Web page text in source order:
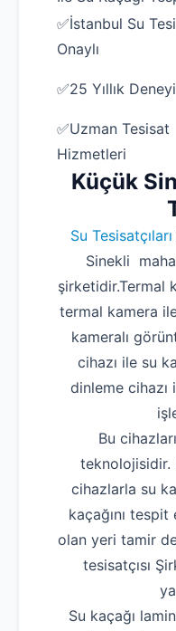
✅İstanbul Su
Onaylı
✅25 Yıllık
✅Uzman Tesisat
Hizmetleri
Küçük
Su Tesisatçıları
Sinekli
şirketidir.Termal
termal kamera
kameralı
cihazı ile su
dinleme cihazı
Bu
teknolojisidir.
cihazlarla su
kaçağını tespit
olan yeri tamir
tesisatçısı
Su kaçağı